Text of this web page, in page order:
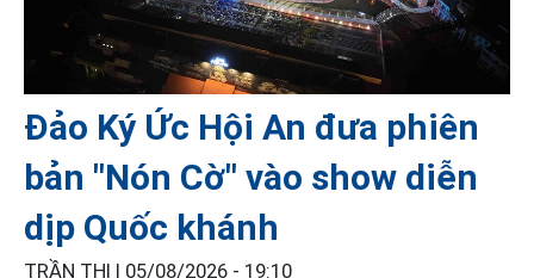
Đảo Ký Ức Hội An đưa phiên
bản "Nón Cờ" vào show diễn
dịp Quốc khánh
TRẦN THI | 05/08/2026 - 19:10